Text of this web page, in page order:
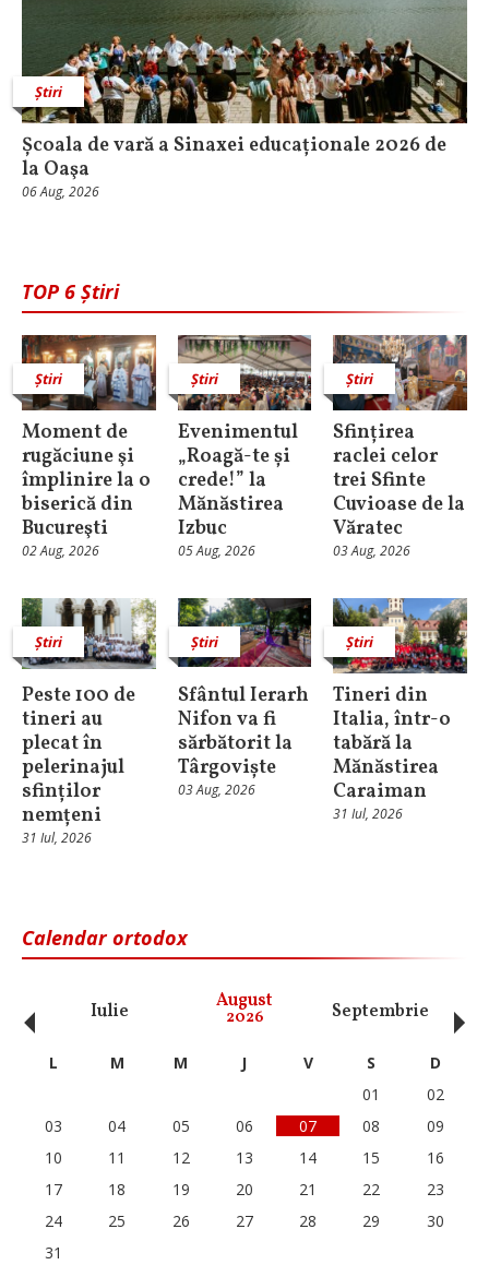
Știri
Școala de vară a Sinaxei educaționale 2026 de
la Oaşa
06 Aug, 2026
TOP 6 Știri
Știri
Moment de
rugăciune şi
împlinire la o
biserică din
Bucureşti
02 Aug, 2026
Știri
Evenimentul
„Roagă-te și
crede!” la
Mănăstirea
Izbuc
05 Aug, 2026
Știri
Sfințirea
raclei celor
trei Sfinte
Cuvioase de la
Văratec
03 Aug, 2026
Știri
Peste 100 de
tineri au
plecat în
pelerinajul
sfinților
nemțeni
31 Iul, 2026
Știri
Sfântul Ierarh
Nifon va fi
sărbătorit la
Târgoviște
03 Aug, 2026
Știri
Tineri din
Italia, într-o
tabără la
Mănăstirea
Caraiman
31 Iul, 2026
Calendar ortodox
Iulie August
2026 Septembrie
‹ L M M J V S
D
01
02
03
04 05 06 07 08
09
10
11 12 13 14 15
16
17
18 19 20 21 22
23
24
25 26 27 28 29
30
31